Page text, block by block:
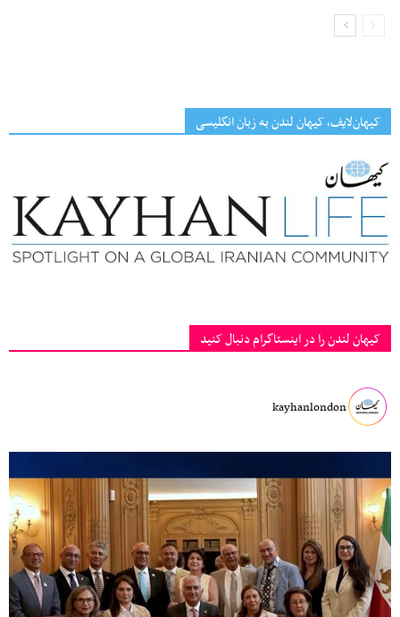
کیهان‌لایف، کیهان لندن به زبان انگلیسی
کیهان لندن را در اینستاگرام دنبال کنید
kayhanlondon